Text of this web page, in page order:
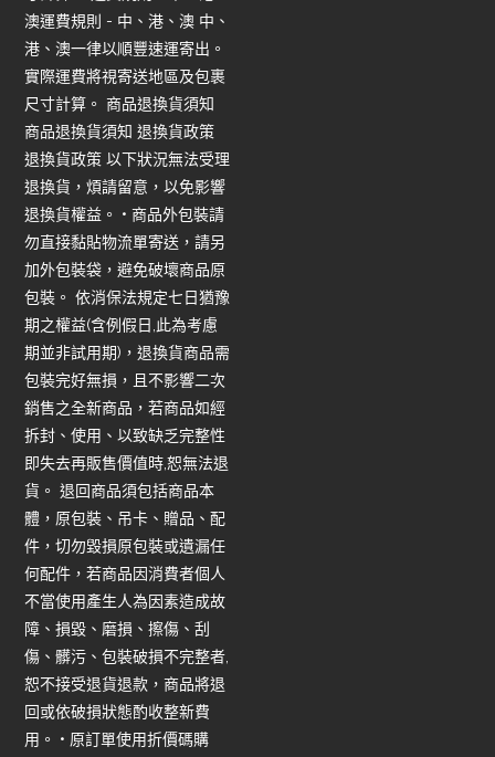
澳運費規則 - 中、港、澳 中、
港、澳一律以順豐速運寄出。
實際運費將視寄送地區及包裹
尺寸計算。 商品退換貨須知
商品退換貨須知 退換貨政策
退換貨政策 以下狀況無法受理
退換貨，煩請留意，以免影響
退換貨權益。 • 商品外包裝請
勿直接黏貼物流單寄送，請另
加外包裝袋，避免破壞商品原
包裝。 依消保法規定七日猶豫
期之權益(含例假日,此為考慮
期並非試用期)，退換貨商品需
包裝完好無損，且不影響二次
銷售之全新商品，若商品如經
拆封、使用、以致缺乏完整性
即失去再販售價值時,恕無法退
貨。 退回商品須包括商品本
體，原包裝、吊卡、贈品、配
件，切勿毀損原包裝或遺漏任
何配件，若商品因消費者個人
不當使用產生人為因素造成故
障、損毀、磨損、擦傷、刮
傷、髒污、包裝破損不完整者,
恕不接受退貨退款，商品將退
回或依破損狀態酌收整新費
用。 • 原訂單使用折價碼購